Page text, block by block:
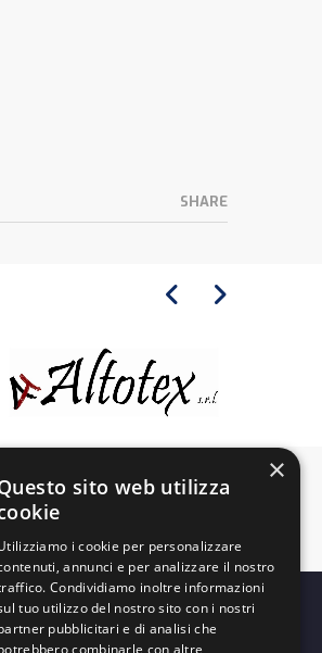
SHARE
×
sito web utilizza
i cookie per personalizzare
annunci e per analizzare il nostro
Condividiamo inoltre informazioni
tuo utilizzo del nostro sito con i nostri
pubblicitari e di analisi che
combinarle con altre